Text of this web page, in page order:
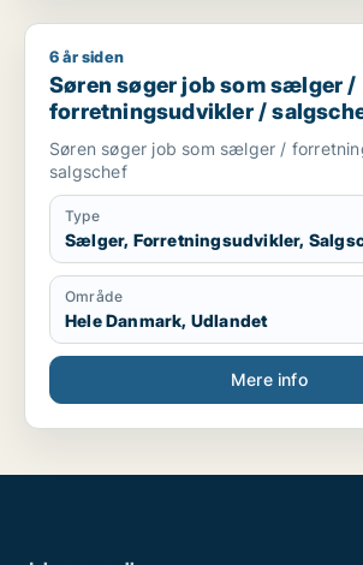
Søren søger job som sælger /
6 år siden
Søren søger job som sælger /
forretningsudvikler /
Søren søger job som sælger /
salgschef
Type
Sælger, Forretningsudvikler,
Område
Hele Danmark, Udlandet
Mere info